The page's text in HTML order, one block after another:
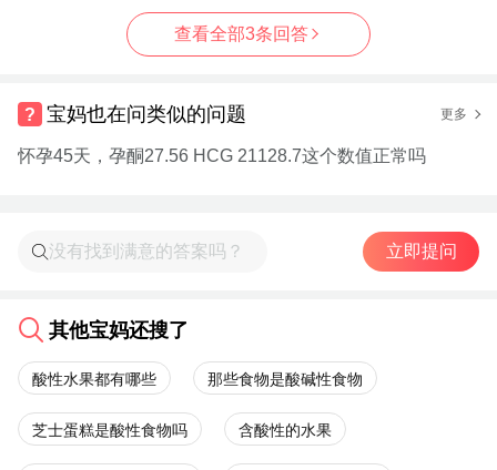
查看全部3条回答
宝妈也在问类似的问题 更多
怀孕45天，孕酮27.56 HCG 21128.7这个数值正常吗
立即提问
其他宝妈还搜了
酸性水果都有哪些 那些食物是酸碱性食物
芝士蛋糕是酸性食物吗 含酸性的水果